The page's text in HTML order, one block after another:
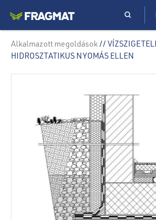
Alkalmazott megoldások //
HIDROSZTATIKUS NYOMÁS ELLEN